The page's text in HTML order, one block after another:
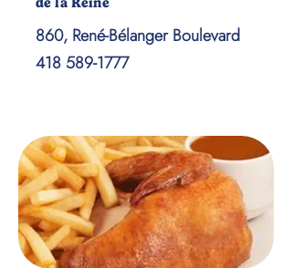
860, René-Bélanger Boulevard
418 589-1777